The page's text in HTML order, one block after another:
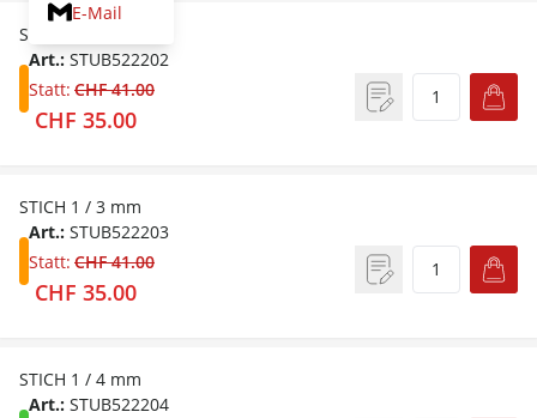
E-Mail
STICH 1 / 2 mm
Art.: STUB522202
Statt: CHF 41.00
CHF 35.00
STICH 1 / 3 mm
Art.: STUB522203
Statt: CHF 41.00
CHF 35.00
STICH 1 / 4 mm
Art.: STUB522204